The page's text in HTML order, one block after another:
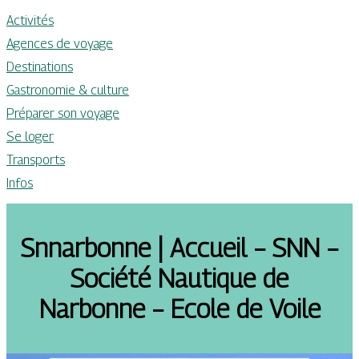
Activités
Agences de voyage
Destinations
Gastronomie & culture
Préparer son voyage
Se loger
Transports
Infos
Snnarbonne | Accueil – SNN –
Société Nautique de
Narbonne – Ecole de Voile